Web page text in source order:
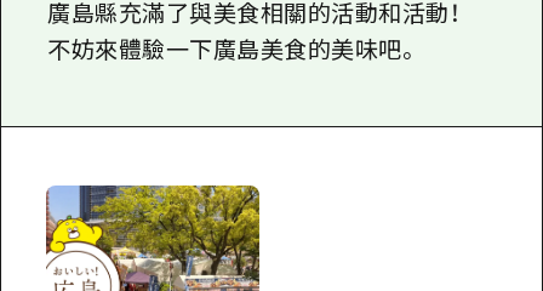
為了結束您的美食之旅，請享用武藏野便
當，這是一個一直受到當地人和遊客喜愛
美食活動日曆